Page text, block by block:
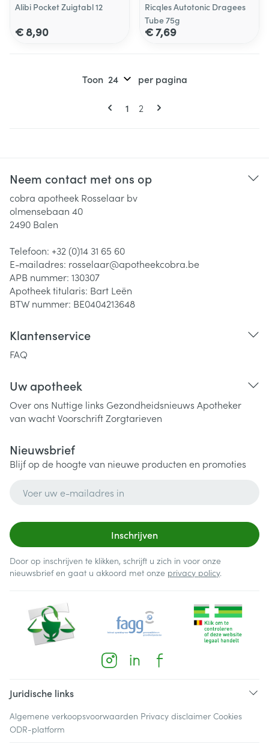
Alibi Pocket Zuigtabl 12
€ 8,90
Ricqles Autotonic Dragees
Tube 75g
€ 7,69
Pagina's
U lees momenteel pagina
1 Pagina
2
Toon per pagina
Neem contact met ons op
cobra apotheek Rosselaar bv
olmensebaan 40
2490 Balen
Telefoon: +32 (0)14 31 65 60
E-mailadres: rosselaar@apotheekcobra.be
APB nummer: 130307
Apotheek titularis: Bart Leën
BTW nummer: BE0404213648
Klantenservice
FAQ
Uw apotheek
Over ons Nuttige links Gezondheidsnieuws Apotheker
van wachtVoorschriftZorgtarieven
Nieuwsbrief
Blijf op de hoogte van nieuwe producten en promoties
Inschrijven
Door op inschrijven te klikken, schrijft u zich in voor onze
nieuwsbrief en gaat u akkoord met onze privacy policy.
Juridische links
Algemene verkoopsvoorwaarden Privacy disclaimer Cookies
ODR-platform